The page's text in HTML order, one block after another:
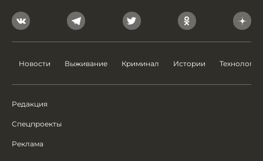
Новости Выживание Криминал Истории Технологии
Редакция
Спецпроекты
Реклама